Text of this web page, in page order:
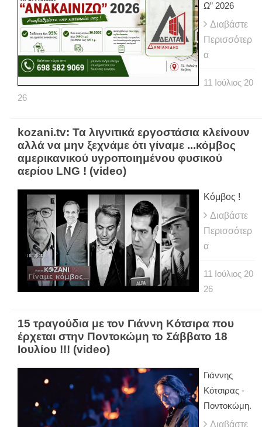
Ω” 2026
Διαβάστε
Περισσότερ
α
11 Ιούλιος 20
26
kozani.tv: Τα λιγνιτικά εργοστάσια κλείνουν
αλλά να μην ξεχνάμε ότι γίναμε ...κόμβος
αμερικανικού υγροποιημένου φυσικού
αερίου LNG ! (video)
Κόμβος !
Διαβάστε
Περισσότερ
α
11 Ιούλιος 20
26
15 τραγούδια με τον Γιάννη Κότσιρα που
έρχεται στην Ποντοκώμη το Σάββατο 18
Ιουλίου !!! (video)
Γιάννης
Κότσιρας -
Ποντοκώμη.
Διαβάστε